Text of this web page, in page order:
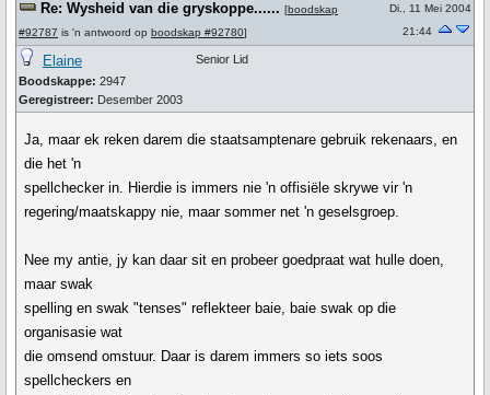
Re: Wysheid van die gryskoppe...... [boodskap
#92787 is 'n antwoord op boodskap #92780]
Di., 11 Mei 2004
21:44
Elaine
Boodskappe: 2947
Geregistreer: Desember 2003
Senior Lid
Ja, maar ek reken darem die staatsamptenare gebruik rekenaars, en
die het 'n
spellchecker in. Hierdie is immers nie 'n offisiële skrywe vir 'n
regering/maatskappy nie, maar sommer net 'n geselsgroep.
Nee my antie, jy kan daar sit en probeer goedpraat wat hulle doen,
maar swak
spelling en swak "tenses" reflekteer baie, baie swak op die
organisasie wat
die omsend omstuur. Daar is darem immers so iets soos
spellcheckers en